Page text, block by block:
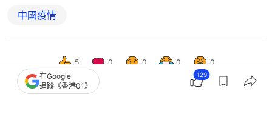
中國疫情
5 0 0 0 0
在Google
追蹤《香港01》
129